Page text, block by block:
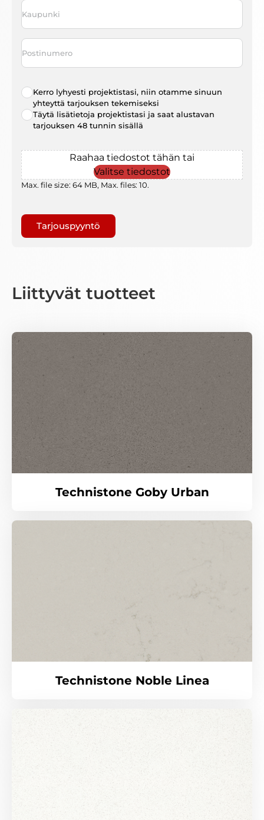
Kaupunki
Postinumero
Radio
choice*
Kerro lyhyesti projektistasi, niin otamme sinuun
yhteyttä tarjouksen tekemiseksi
Täytä lisätietoja projektistasi ja saat alustavan
tarjouksen 48 tunnin sisällä
File
Raahaa tiedostot tähän tai
Valitse tiedostot
Max. file size: 64 MB, Max. files: 10.
Liittyvät tuotteet
Technistone Goby Urban
Technistone Noble Linea